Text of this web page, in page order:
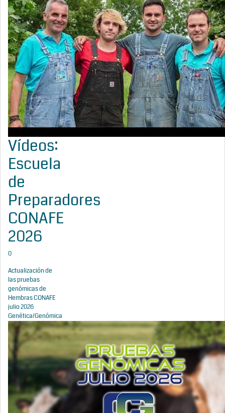
Vídeos:
Escuela
de
Preparadores
CONAFE
2026
0
Actualización de
las pruebas
genómicas de
Hembras CONAFE
julio 2026
Genética/Genómica